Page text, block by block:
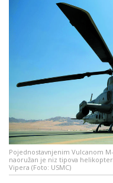
Pojednostavnjenim Vulcanom
naoružan je niz tipova
Vipera (Foto: USMC)